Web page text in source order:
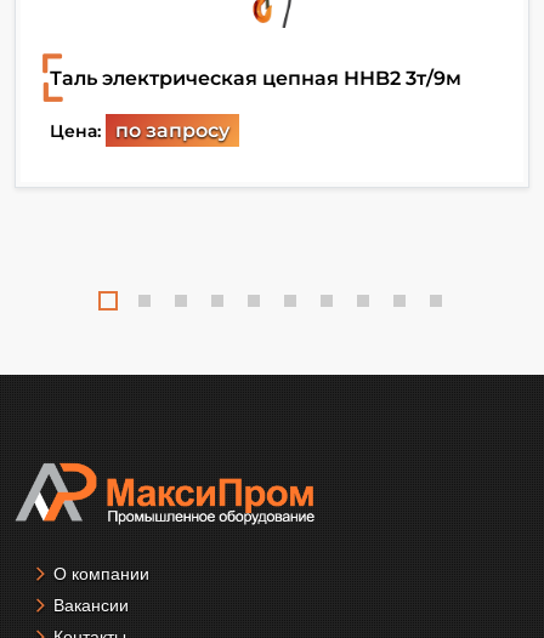
Таль электрическая цепная HHB2 3т/9м
Цена: по запросу
О компании
Вакансии